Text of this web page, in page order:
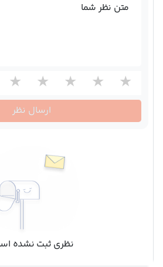
متن نظر شما
ارسال نظر
نظری ثبت نشده